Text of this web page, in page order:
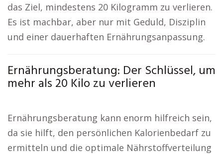
das Ziel, mindestens 20 Kilogramm zu verlieren.
Es ist machbar, aber nur mit Geduld, Disziplin
und einer dauerhaften Ernährungsanpassung.
Ernährungsberatung: Der Schlüssel, um
mehr als 20 Kilo zu verlieren
Ernährungsberatung kann enorm hilfreich sein,
da sie hilft, den persönlichen Kalorienbedarf zu
ermitteln und die optimale Nährstoffverteilung